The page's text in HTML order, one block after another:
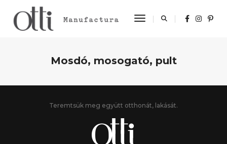
Toggle Navigation
Mosdó, mosogató, pult
Teremtsük meg együtt otthonát, lakását.